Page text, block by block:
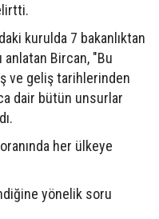
kurulda 7 bakanlıktan
anlatan Bircan, "Bu
ve geliş tarihlerinden
dair bütün unsurlar
her ülkeye
yönelik soru